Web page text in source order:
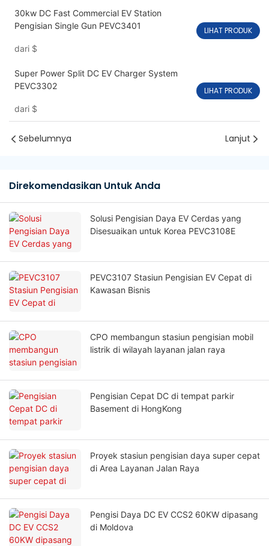
30kw DC Fast Commercial EV Station
Pengisian Single Gun PEVC3401
dari $
LIHAT PRODUK
Super Power Split DC EV Charger System
PEVC3302
dari $
LIHAT PRODUK
Sebelumnya Lanjut
Direkomendasikan Untuk Anda
Solusi Pengisian Daya EV Cerdas yang
Disesuaikan untuk Korea PEVC3108E
PEVC3107 Stasiun Pengisian EV Cepat di
Kawasan Bisnis
CPO membangun stasiun pengisian mobil
listrik di wilayah layanan jalan raya
Pengisian Cepat DC di tempat parkir
Basement di HongKong
Proyek stasiun pengisian daya super cepat
di Area Layanan Jalan Raya
Pengisi Daya DC EV CCS2 60KW dipasang
di Moldova